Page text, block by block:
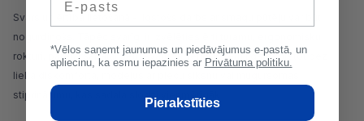
Svars un ērtība lietošanā - ilgstošs darbs ar smagu pūtēju var būt
nogurdinošs. Tāpēc svarīgi ir izvēlēties ērti turamu, ergonomisku
rokturi, pareizi sabalansētu svaru, lai ierīci varētu ilgstoši lietot bez
lieka diskomforta, modeļus ar plecu siksnu vai mugursomas
stiprinājumu, kas sadala slodzi vienmērīgāk.
*Vēlos saņemt jaunumus un piedāvājumus e-pastā, un
apliecinu, ka esmu iepazinies ar Privātuma politiku.
Pierakstīties